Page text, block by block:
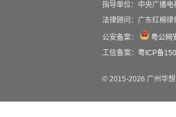
指导单位：中央广播电
法律顾问：广东红棉律
公安备案：
粤公网
工信备案： 粤ICP备
© 2015-2026 广州华